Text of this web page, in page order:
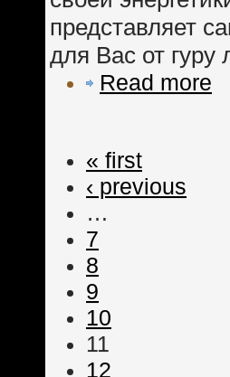
представляет
для Вас от
Read more
« first
‹ previous
…
7
8
9
10
11
12